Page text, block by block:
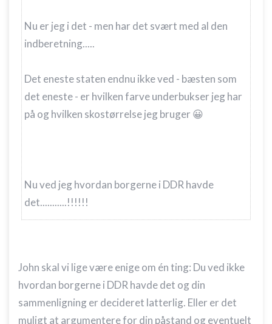
Nu er jeg i det - men har det svært med al den
indberetning.....
Det eneste staten endnu ikke ved - bæsten som
det eneste - er hvilken farve underbukser jeg har
på og hvilken skostørrelse jeg bruger 😀
Nu ved jeg hvordan borgerne i DDR havde
det...........!!!!!!
John skal vi lige være enige om én ting: Du ved ikke
hvordan borgerne i DDR havde det og din
sammenligning er decideret latterlig. Eller er det
muligt at argumentere for din påstand og eventuelt